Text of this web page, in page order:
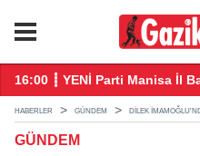
16:00 ┋ YENİ Parti Manisa İl
HABERLER GÜNDEM DILEK
GÜNDEM